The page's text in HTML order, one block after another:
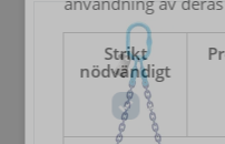
Strikt
nödvändigt